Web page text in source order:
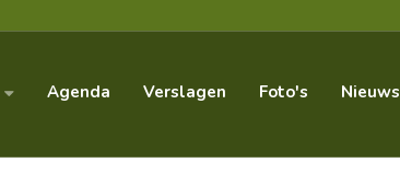
Agenda Verslagen Foto's Nieuws